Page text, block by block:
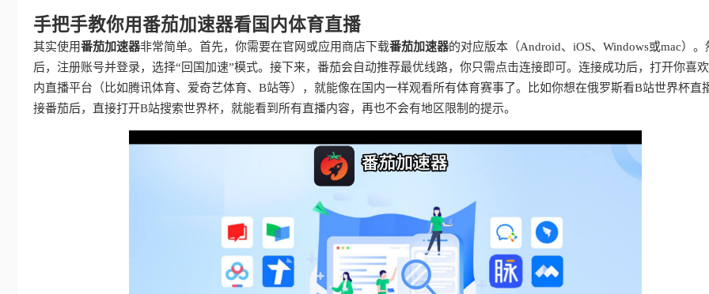
手把手教你用番茄加速器看国内体育直播
其实使用番茄加速器非常简单。首先，你需要在官网或应用商店下载番茄加速器的对应版本（Android、iOS、Windows或mac）。
后，注册账号并登录，选择“回国加速”模式。接下来，番茄会自动推荐最优线路，你只需点击连接即可。连接成功后，打开你喜
内直播平台（比如腾讯体育、爱奇艺体育、B站等），就能像在国内一样观看所有体育赛事了。比如你想在俄罗斯看B站世界杯直
接番茄后，直接打开B站搜索世界杯，就能看到所有直播内容，再也不会有地区限制的提示。